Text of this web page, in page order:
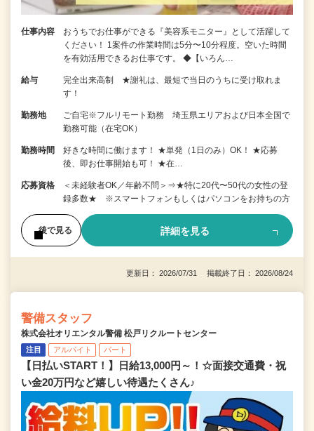
仕事内容
おうちでお仕事ができる『美容系モニター』として活躍して
ください！ 1案件の作業時間は5分〜10分程度。空いた時間
を有効活用できるお仕事です。 ◆【いろん…
給与
完全出来高制 ★謝礼は、最短で当日のうちに受け取れま
す！
勤務地
ご自宅※フルリモート勤務 埼玉県エリアおよび日本全国で
勤務可能（在宅OK）
勤務時間
好きな時間に働けます！ ★単発（1日のみ）OK！ ★応募
後、即お仕事開始も可！ ★在…
応募資格
＜未経験者OK／年齢不問＞⇒★特に20代〜50代の女性の登
録多数★ ※スマートフォンもしくはパソコンをお持ちの方
後で見る 詳細を見る
更新日： 2026/07/31 掲載終了日： 2026/08/24
警備スタッフ
株式会社オリエンタル警備 松戸リクルートセンター
注目 アルバイト パート
【日払いSTART！】日給13,000円～！☆面接交通費・祝
い金20万円など嬉しい待遇たくさん♪